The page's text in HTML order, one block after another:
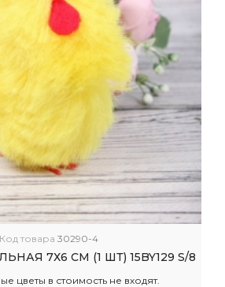
Код товара 30290-4
7Х6 СМ (1 ШТ) 15BY129 S/8
цветы в стоимость не входят.